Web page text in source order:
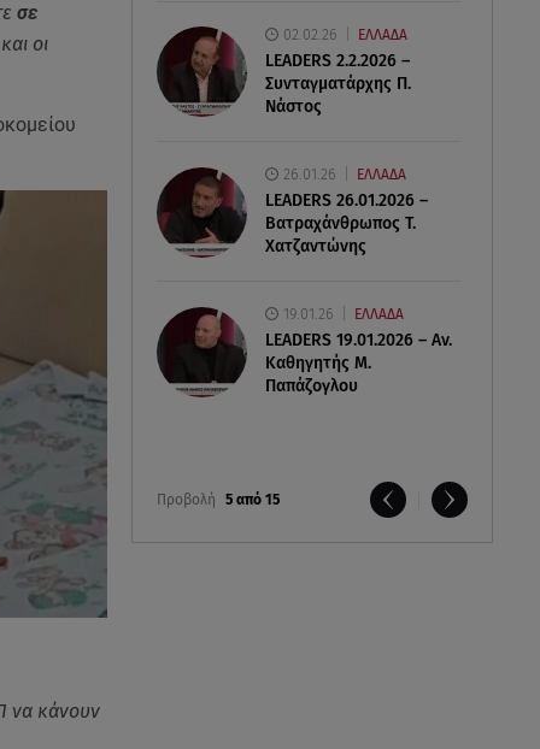
02.02.26 ΕΛΛΑΔΑ
LEADERS 2.2.2026 –
Συνταγματάρχης Π.
Νάστος
26.01.26 ΕΛΛΑΔΑ
LEADERS 26.01.2026 –
Βατραχάνθρωπος Τ.
Χατζαντώνης
19.01.26 ΕΛΛΑΔΑ
LEADERS 19.01.2026 – Αν.
Καθηγητής Μ.
Παπάζογλου
Προβολή 5 από 15
σε
οι
να κάνουν